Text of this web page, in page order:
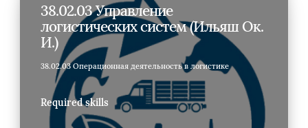
38.02.03 Управление
логистических систем (Ильяш Ок.
И.)
38.02.03 Операционная деятельность в логистике
Required skills